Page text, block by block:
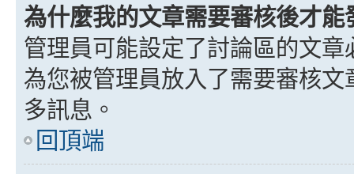
為什麼我的文章需要審核後才能
管理員可能設定了討論區的文
為您被管理員放入了需要審核
多訊息。
回頂端